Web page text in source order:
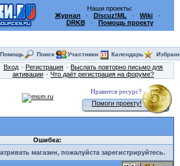
Наши проекты:
Журнал · Discuz!ML · Wiki ·
DRKB· Помощь проекту
Помощь Поиск Участники Календарь
Вход Регистрация
Выслать повторно письмо для
активации
Что даёт регистрация на форуме?
Нравится ресурс?
Помоги проекту!
Ошибка:
магазин, пожалуйста зарегистрируйтесь.